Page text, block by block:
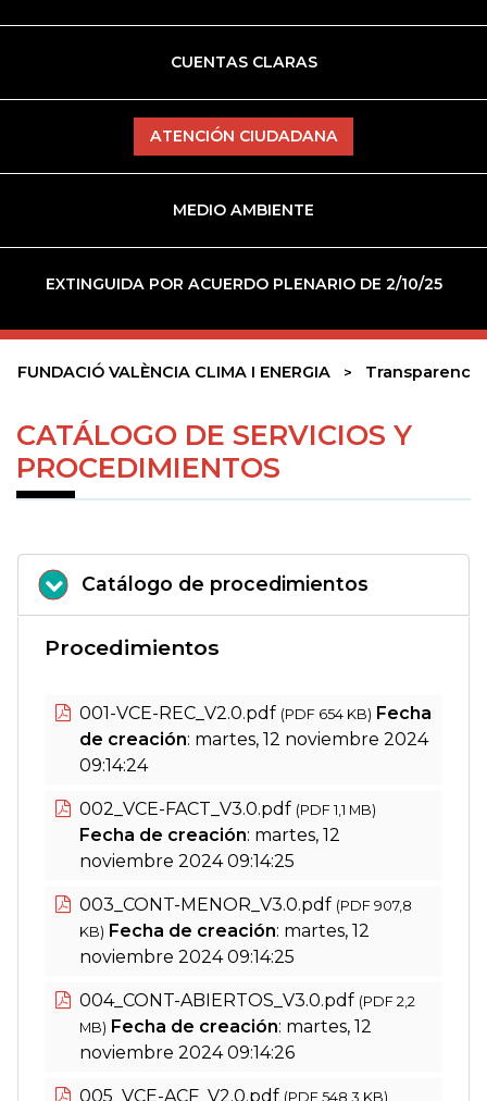
CUENTAS CLARAS
ATENCIÓN CIUDADANA
MEDIO AMBIENTE
EXTINGUIDA POR ACUERDO PLENARIO DE 2/10/25
FUNDACIÓ VALÈNCIA CLIMA I ENERGIA Transparencia
CATÁLOGO DE SERVICIOS Y
PROCEDIMIENTOS
Catálogo de procedimientos
Procedimientos
001-VCE-REC_V2.0.pdf (PDF 654 KB) Fecha
de creación: martes, 12 noviembre 2024
09:14:24
002_VCE-FACT_V3.0.pdf (PDF 1,1 MB)
Fecha de creación: martes, 12
noviembre 2024 09:14:25
003_CONT-MENOR_V3.0.pdf (PDF 907,8
KB) Fecha de creación: martes, 12
noviembre 2024 09:14:25
004_CONT-ABIERTOS_V3.0.pdf (PDF 2,2
MB) Fecha de creación: martes, 12
noviembre 2024 09:14:26
005_VCE-ACF_V2.0.pdf (PDF 548,3 KB)